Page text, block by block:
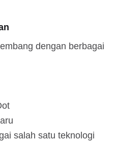
dengan berbagai
salah satu teknologi